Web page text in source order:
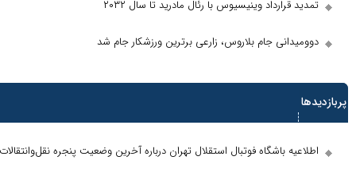
وینیسیوس با رئال مادرید تا سال ۲۰۳۲
جام بلاروس، زارعی برترین ورزشکار جام شد
فوتبال استقلال تهران درباره آخرین وضعیت پنجره نقل‌وانتقالات